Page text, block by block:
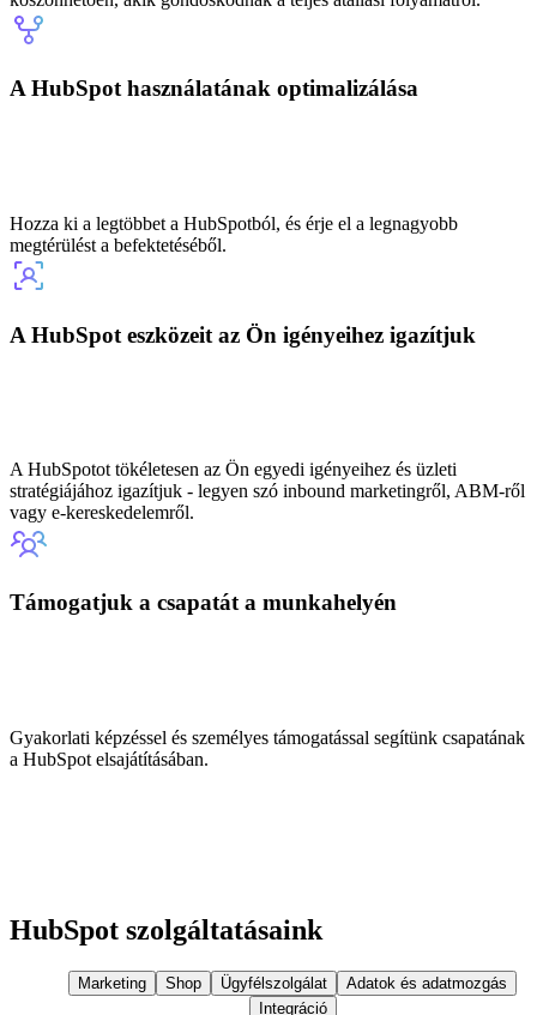
A HubSpot használatának optimalizálása
Hozza ki a legtöbbet a HubSpotból, és érje el a legnagyobb
megtérülést a befektetéséből.
A HubSpot eszközeit az Ön igényeihez igazítjuk
A HubSpotot tökéletesen az Ön egyedi igényeihez és üzleti
stratégiájához igazítjuk - legyen szó inbound marketingről, ABM-ről
vagy e-kereskedelemről.
Támogatjuk a csapatát a munkahelyén
Gyakorlati képzéssel és személyes támogatással segítünk csapatának
a HubSpot elsajátításában.
HubSpot szolgáltatásaink
Marketing Shop Ügyfélszolgálat
Adatok és adatmozgás
Integráció